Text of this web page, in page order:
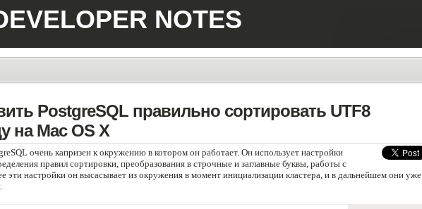
NOTES
PostgreSQL правильно сортировать UTF8
на Mac OS X
очень капризен к окружению в котором он работает. Он использует настройки
правил сортировки, преобразования в строчные и заглавные буквы, работы с
эти настройки он высасывает из окружения в момент инициализации кластера, и в дальнейшем они уже